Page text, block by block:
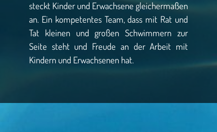
steckt Kinder und Erwachsene gleichermaßen
an. Ein kompetentes Team, dass mit Rat und
Tat kleinen und großen Schwimmern zur
Seite steht und Freude an der Arbeit mit
Kindern und Erwachsenen hat.